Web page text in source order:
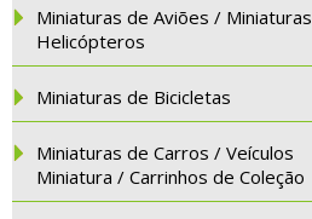
Miniaturas de Aviões / Miniaturas
Helicópteros
Miniaturas de Bicicletas
Miniaturas de Carros / Veículos
Miniatura / Carrinhos de Coleção